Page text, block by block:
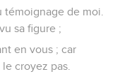
témoignage de moi.
sa figure ;
en vous ; car
croyez pas.